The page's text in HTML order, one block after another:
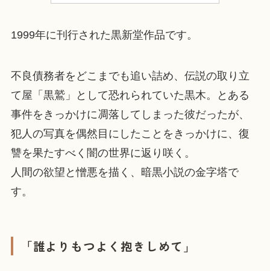
1999年に刊行された黒新堂作品です。
不良債務者をどこまでも追い詰め、伝説の取り立
て屋「黒鷲」として恐れられていた黒木。とある
事件をきっかけに凋落してしまった彼だったが、
犯人の写真を偶然目にしたことをきっかけに、復
讐を果たすべく闇の世界に返り咲く。
人間の欲望と憎悪を描く、暗黒小説の金字塔で
す。
「誰よりもつよく抱きしめて」